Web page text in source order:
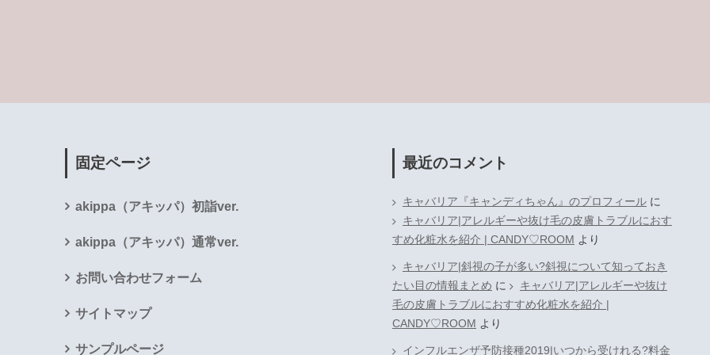
固定ページ
akippa（アキッパ）初詣ver.
akippa（アキッパ）通常ver.
お問い合わせフォーム
サイトマップ
サンプルページ
最近のコメント
キャバリア『キャンディちゃん』のプロフィール に
キャバリア|アレルギーや抜け毛の皮膚トラブルにおす
すめ化粧水を紹介 | CANDY♡ROOM より
キャバリア|斜視の子が多い?斜視について知っておき
たい目の情報まとめ に
キャバリア|アレルギーや抜け
毛の皮膚トラブルにおすすめ化粧水を紹介 |
CANDY♡ROOM より
インフルエンザ予防接種2019|いつから受けれる?料金